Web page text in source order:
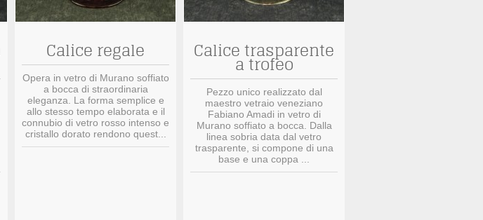
Calice regale
Opera in vetro di Murano soffiato
a bocca di straordinaria
eleganza. La forma semplice e
allo stesso tempo elaborata e il
connubio di vetro rosso intenso e
cristallo dorato rendono quest...
Calice trasparente
a trofeo
Pezzo unico realizzato dal
maestro vetraio veneziano
Fabiano Amadi in vetro di
Murano soffiato a bocca. Dalla
linea sobria data dal vetro
trasparente, si compone di una
base e una coppa ...